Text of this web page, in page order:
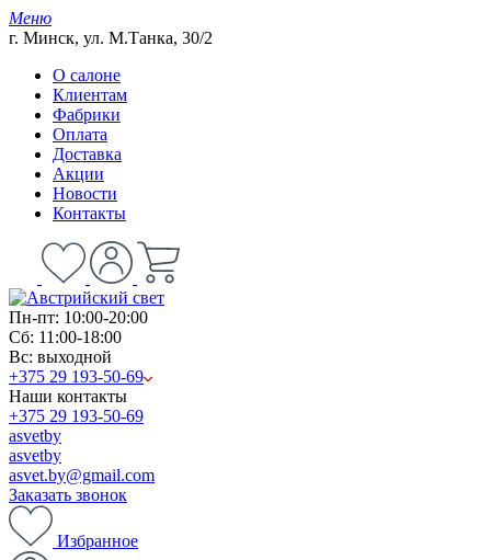
Меню
г. Минск, ул. М.Танка, 30/2
О салоне
Клиентам
Фабрики
Оплата
Доставка
Акции
Новости
Контакты
Пн-пт: 10:00-20:00
Сб: 11:00-18:00
Вс: выходной
+375 29 193-50-69
Наши контакты
+375 29 193-50-69
asvetby
asvetby
asvet.by@gmail.com
Заказать звонок
Избранное